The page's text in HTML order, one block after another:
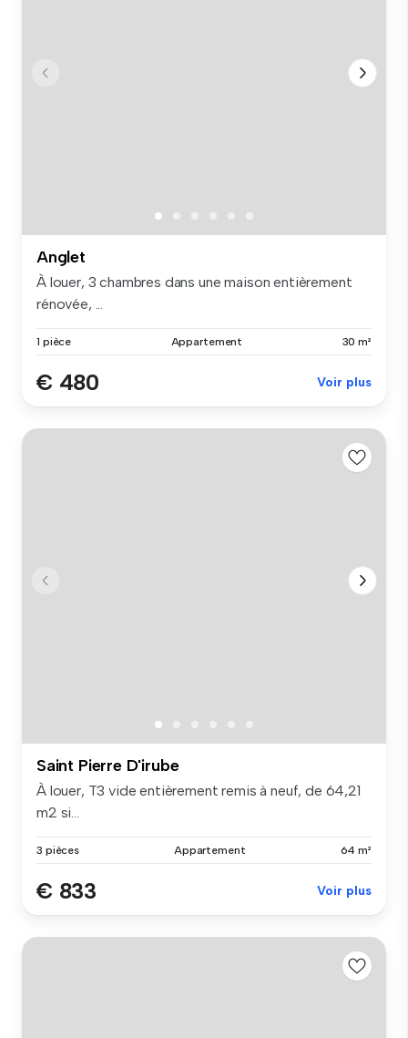
Anglet
À louer, 3 chambres dans une maison entièrement
rénovée, ...
1 pièce Appartement 30 m²
€ 480 Voir plus
Saint Pierre D'irube
À louer, T3 vide entièrement remis à neuf, de 64,21
m2 si...
3 pièces Appartement 64 m²
€ 833 Voir plus